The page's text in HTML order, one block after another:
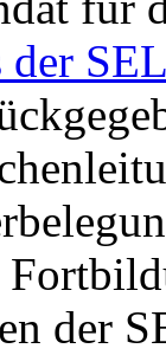
der
der